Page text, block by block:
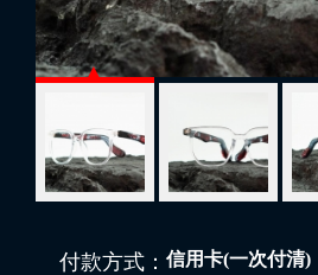
付款方式： 信用卡(一次付清)